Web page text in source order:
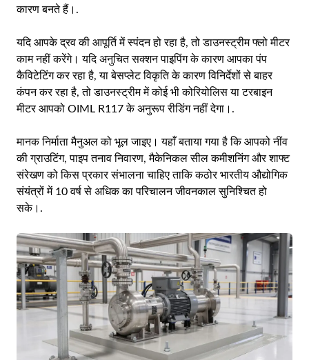
कारण बनते हैं।.
यदि आपके द्रव की आपूर्ति में स्पंदन हो रहा है, तो डाउनस्ट्रीम फ्लो मीटर
काम नहीं करेंगे। यदि अनुचित सक्शन पाइपिंग के कारण आपका पंप
कैविटेटिंग कर रहा है, या बेसप्लेट विकृति के कारण विनिर्देशों से बाहर
कंपन कर रहा है, तो डाउनस्ट्रीम में कोई भी कोरियोलिस या टरबाइन
मीटर आपको OIML R117 के अनुरूप रीडिंग नहीं देगा।.
मानक निर्माता मैनुअल को भूल जाइए। यहाँ बताया गया है कि आपको नींव
की ग्राउटिंग, पाइप तनाव निवारण, मैकेनिकल सील कमीशनिंग और शाफ्ट
संरेखण को किस प्रकार संभालना चाहिए ताकि कठोर भारतीय औद्योगिक
संयंत्रों में 10 वर्ष से अधिक का परिचालन जीवनकाल सुनिश्चित हो
सके।.